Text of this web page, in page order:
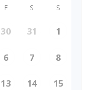
F S S
30 31 1
6 7 8
13 14 15